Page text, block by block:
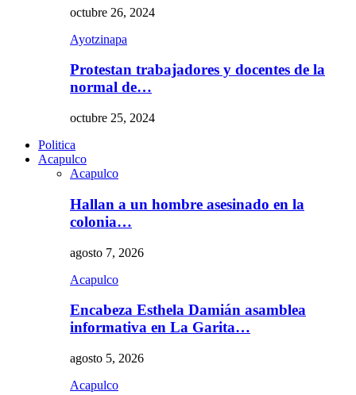
octubre 26, 2024
Ayotzinapa
Protestan trabajadores y docentes de la
normal de…
octubre 25, 2024
Politica
Acapulco
Acapulco
Hallan a un hombre asesinado en la
colonia…
agosto 7, 2026
Acapulco
Encabeza Esthela Damián asamblea
informativa en La Garita…
agosto 5, 2026
Acapulco